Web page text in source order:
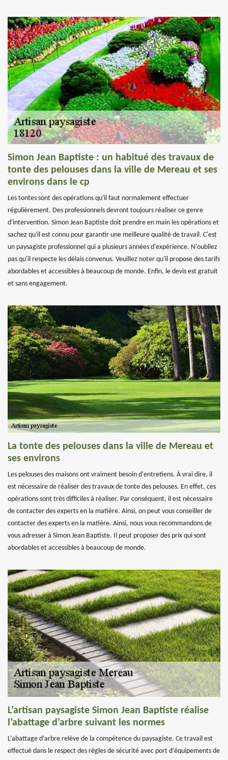
Simon Jean Baptiste : un habitué des travaux de
tonte des pelouses dans la ville de Mereau et ses
environs dans le cp
Les tontes sont des opérations qu'il faut normalement effectuer
régulièrement. Des professionnels devront toujours réaliser ce genre
d'intervention. Simon Jean Baptiste doit prendre en main les opérations et
sachez qu'il est connu pour garantir une meilleure qualité de travail. C'est
un paysagiste professionnel qui a plusieurs années d'expérience. N'oubliez
pas qu'il respecte les délais convenus. Veuillez noter qu'il propose des tarifs
abordables et accessibles à beaucoup de monde. Enfin, le devis est gratuit
et sans engagement.
La tonte des pelouses dans la ville de Mereau et
ses environs
Les pelouses des maisons ont vraiment besoin d'entretiens. À vrai dire, il
est nécessaire de réaliser des travaux de tonte des pelouses. En effet, ces
opérations sont très difficiles à réaliser. Par conséquent, il est nécessaire
de contacter des experts en la matière. Ainsi, on peut vous conseiller de
contacter des experts en la matière. Ainsi, nous vous recommandons de
vous adresser à Simon Jean Baptiste. Il peut proposer des prix qui sont
abordables et accessibles à beaucoup de monde.
L’artisan paysagiste Simon Jean Baptiste réalise
l’abattage d’arbre suivant les normes
L’abattage d’arbre relève de la compétence du paysagiste. Ce travail est
effectué dans le respect des règles de sécurité avec port d’équipements de